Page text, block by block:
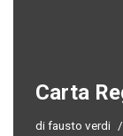
Carta
difausto verdi